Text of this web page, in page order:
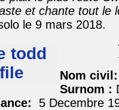
et chante tout le
le 9 mars 2018.
Nom
Surnom :
5 Decembre